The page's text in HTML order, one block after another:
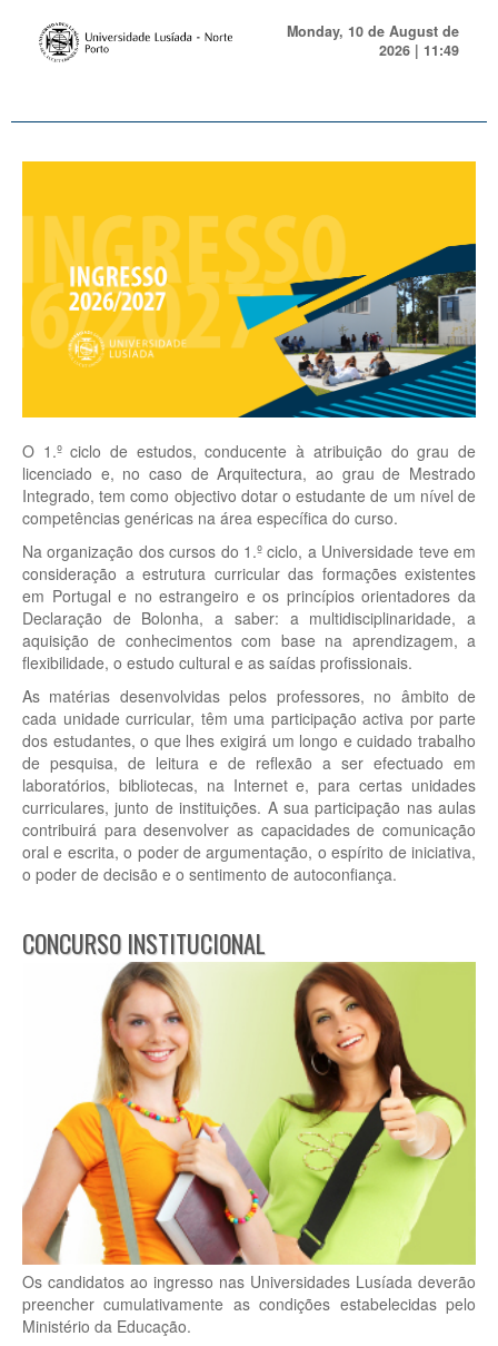
Monday, 10 de August de
2026 | 11:49
O 1.º ciclo de estudos, conducente à atribuição do grau de
licenciado e, no caso de Arquitectura, ao grau de Mestrado
Integrado, tem como objectivo dotar o estudante de um nível de
competências genéricas na área específica do curso.
Na organização dos cursos do 1.º ciclo, a Universidade teve em
consideração a estrutura curricular das formações existentes
em Portugal e no estrangeiro e os princípios orientadores da
Declaração de Bolonha, a saber: a multidisciplinaridade, a
aquisição de conhecimentos com base na aprendizagem, a
flexibilidade, o estudo cultural e as saídas profissionais.
As matérias desenvolvidas pelos professores, no âmbito de
cada unidade curricular, têm uma participação activa por parte
dos estudantes, o que lhes exigirá um longo e cuidado trabalho
de pesquisa, de leitura e de reflexão a ser efectuado em
laboratórios, bibliotecas, na Internet e, para certas unidades
curriculares, junto de instituições. A sua participação nas aulas
contribuirá para desenvolver as capacidades de comunicação
oral e escrita, o poder de argumentação, o espírito de iniciativa,
o poder de decisão e o sentimento de autoconfiança.
CONCURSO INSTITUCIONAL
Os candidatos ao ingresso nas Universidades Lusíada deverão
preencher cumulativamente as condições estabelecidas pelo
Ministério da Educação.